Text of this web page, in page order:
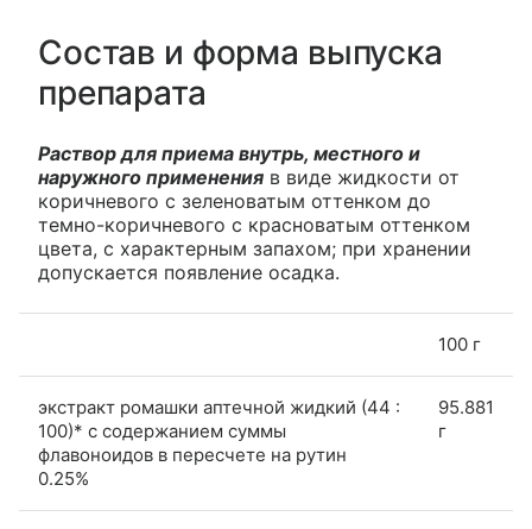
Состав и форма выпуска
препарата
Раствор для приема внутрь, местного и
наружного применения в виде жидкости от
коричневого с зеленоватым оттенком до
темно-коричневого с красноватым оттенком
цвета, с характерным запахом; при хранении
допускается появление осадка.
100 г
экстракт ромашки аптечной жидкий (44 :
100)* с содержанием суммы
флавоноидов в пересчете на рутин
0.25%
95.881
г